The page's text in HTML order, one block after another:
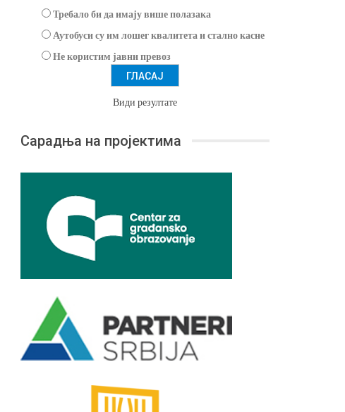
Требало би да имају више полазака
Аутобуси су им лошег квалитета и стално касне
Не користим јавни превоз
Види резултате
Сарадња на пројектима